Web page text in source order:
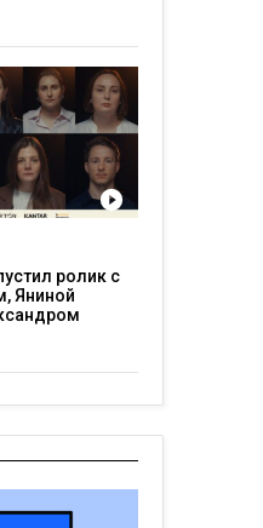
ролик с
Яниной
постоянном